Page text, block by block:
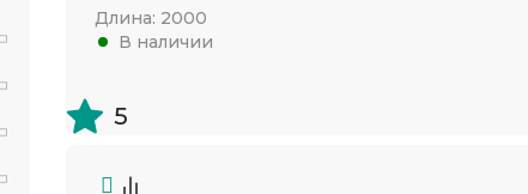
Длина: 2000
В наличии
5